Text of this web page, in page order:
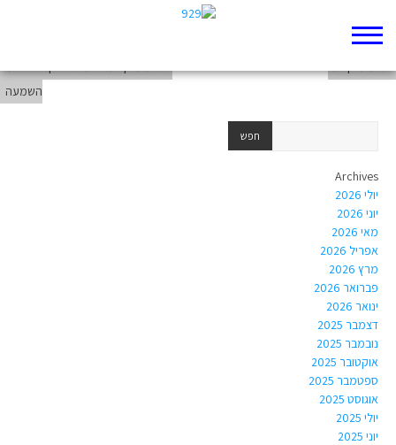
השמעה
Archives
יולי 2026
יוני 2026
מאי 2026
אפריל 2026
מרץ 2026
פברואר 2026
ינואר 2026
דצמבר 2025
נובמבר 2025
אוקטובר 2025
ספטמבר 2025
אוגוסט 2025
יולי 2025
יוני 2025